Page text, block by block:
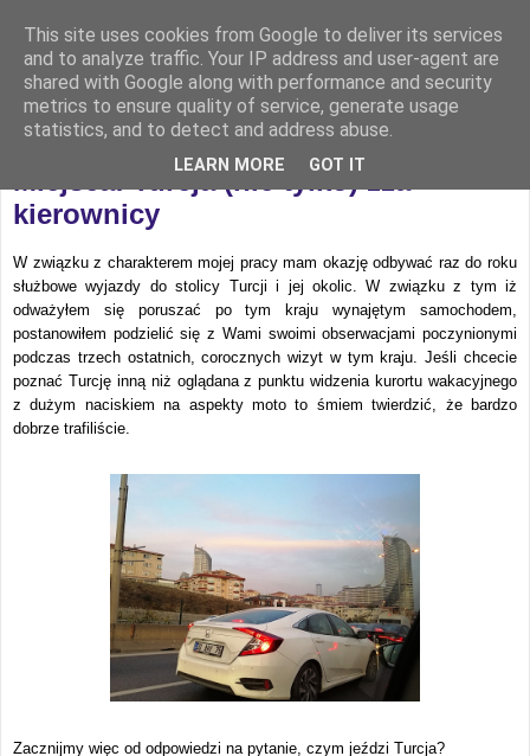
Miejsca: Turcja (nie tylko) zza
kierownicy
W związku z charakterem mojej pracy mam okazję odbywać raz do roku
służbowe wyjazdy do stolicy Turcji i jej okolic. W związku z tym iż
odważyłem się poruszać po tym kraju wynajętym samochodem,
postanowiłem podzielić się z Wami swoimi obserwacjami poczynionymi
podczas trzech ostatnich, corocznych wizyt w tym kraju. Jeśli chcecie
poznać Turcję inną niż oglądana z punktu widzenia kurortu wakacyjnego
z dużym naciskiem na aspekty moto to śmiem twierdzić, że bardzo
dobrze trafiliście.
Zacznijmy więc od odpowiedzi na pytanie, czym jeździ Turcja?
This site uses cookies from Google to deliver its services
and to analyze traffic. Your IP address and user-agent are
shared with Google along with performance and security
metrics to ensure quality of service, generate usage
statistics, and to detect and address abuse.
LEARN MORE GOT IT